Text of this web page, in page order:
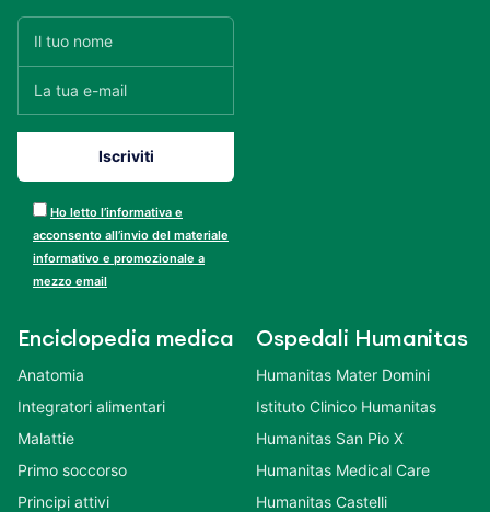
Ho letto l’informativa e
acconsento all’invio del materiale
informativo e promozionale a
mezzo email
Enciclopedia medica
Anatomia
Integratori alimentari
Malattie
Primo soccorso
Principi attivi
Ospedali Humanitas
Humanitas Mater Domini
Istituto Clinico Humanitas
Humanitas San Pio X
Humanitas Medical Care
Humanitas Castelli